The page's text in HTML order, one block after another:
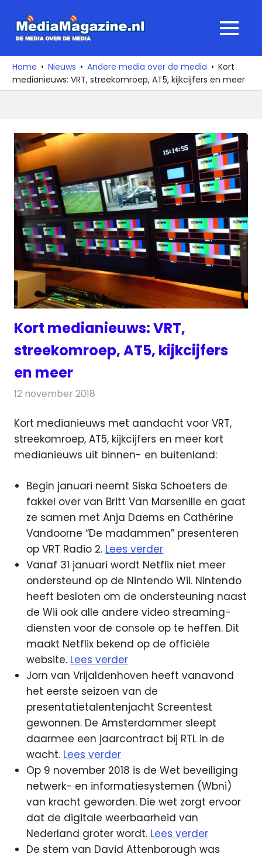
naar
media
over
de
MENU
Home Nieuws Andere media over de media
Kort
medianieuws: VRT, streekomroep, AT5, kijkcijfers en meer
Kort medianieuws: VRT,
streekomroep, AT5, kijkcijfers
en meer
12 november 2018
Kort medianieuws met aandacht voor VRT,
streekomroep, AT5, kijkcijfers en meer kort
medianieuws uit binnen- en buitenland:
Begin januari neemt Siska Schoeters de
fakkel over van Britt Van Marsenille en gaat
ze samen met Anja Daems en Cathérine
Vandoorne “De madammen” presenteren
op VRT Radio 2. Lees verder
Vanaf 31 januari wordt Netflix niet meer
ondersteund op de Nintendo Wii. Nintendo
heeft besloten om de ondersteuning naast
de Wii ook alle andere video streaming-
diensten voor de console op te heffen. Dit
maakt Netflix bekend op de officiële
website. Lees verder
Jorn van Vrijaldenhoven heeft vanavond
het eerste seizoen van de
presentatietalentenjacht Screentest
gewonnen. De Amsterdammer sleept
daarmee een jaarcontract bij RTL in de
wacht. Lees verder
Op 9 november 2018 is de Wet beveiliging
netwerk- en informatiesystemen (Wbni)
van kracht geworden. Die wet zorgt ervoor
dat de digitale weerbaarheid van
Nederland groter wordt. Lees verder
De stem van David Attenborough was